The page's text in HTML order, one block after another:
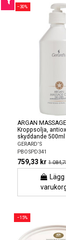
−30%
ARGAN
Kroppsolja,
skyddande 500ml
GERARD'S
PBOSPD341
759,33 kr 1
Lägg
−15%